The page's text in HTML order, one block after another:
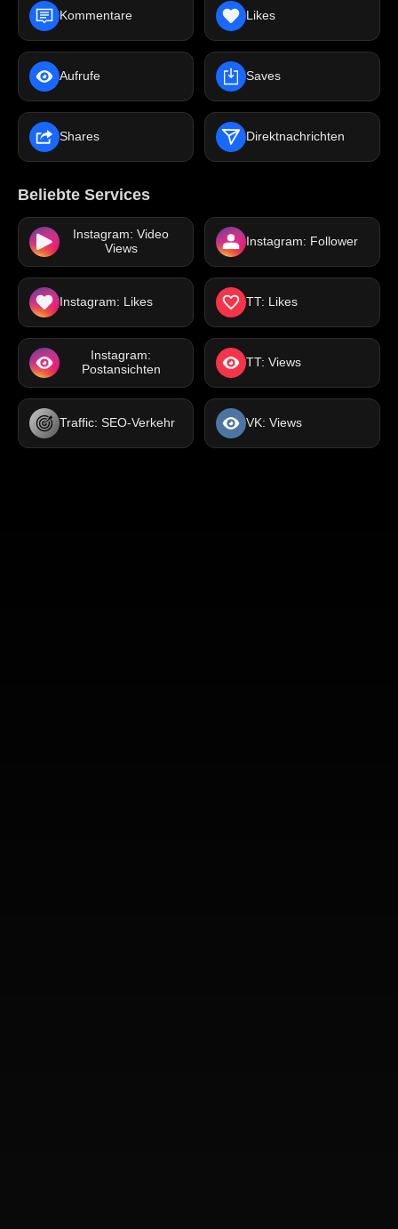
Kommentare Likes
Aufrufe Saves
Shares Direktnachrichten
Beliebte Services
Instagram: Video
Views
Instagram: Follower
Instagram: Likes TT: Likes
Instagram:
Postansichten
TT: Views
Traffic: SEO-Verkehr VK: Views